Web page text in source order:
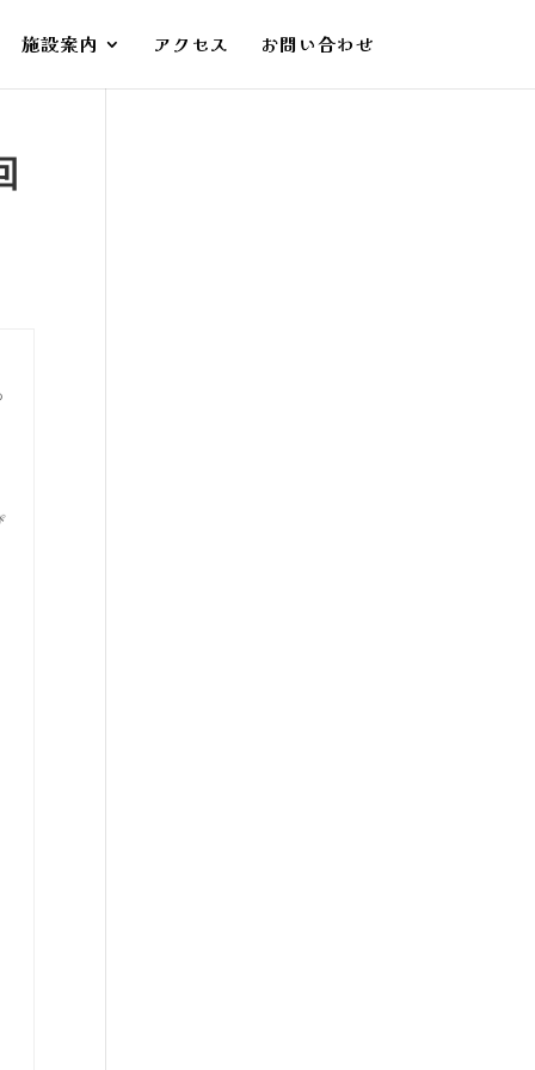
施設案内 アクセス お問い合わせ